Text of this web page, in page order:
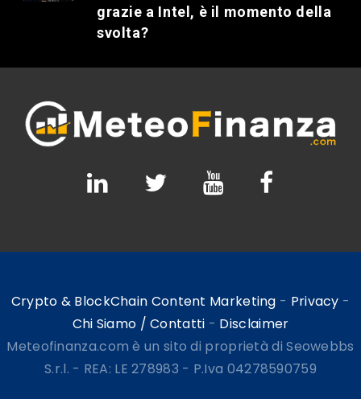
grazie a Intel, è il momento della
svolta?
Crypto & BlockChain Content Marketing - Privacy -
Chi Siamo / Contatti - Disclaimer
Meteofinanza.com è un sito di proprietà di Seowebbs
S.r.l. - REA: LE 278983 - P.Iva 04278590759